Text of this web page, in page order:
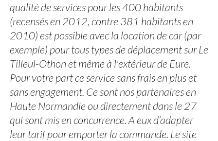
qualité de services pour les 400 habitants
(recensés en 2012, contre 381 habitants en
2010) est possible avec la location de car (par
exemple) pour tous types de déplacement sur Le
Tilleul-Othon et même à l'extérieur de Eure.
Pour votre part ce service sans frais en plus et
sans engagement. Ce sont nos partenaires en
Haute Normandie ou directement dans le 27
qui sont mis en concurrence. A eux d’adapter
leur tarif pour emporter la commande. Le site